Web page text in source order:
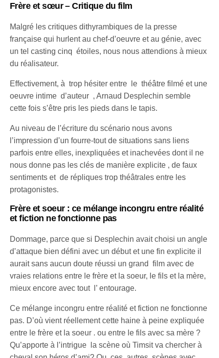
Frère et sœur – Critique du film
Malgré les critiques dithyrambiques de la presse
française qui hurlent au chef-d’oeuvre et au génie, avec
un tel casting cinq étoiles, nous nous attendions à mieux
du réalisateur.
Effectivement, à trop hésiter entre le théâtre filmé et une
oeuvre intime d’auteur , Arnaud Desplechin semble
cette fois s’être pris les pieds dans le tapis.
Au niveau de l’écriture du scénario nous avons
l’impression d’un fourre-tout de situations sans liens
parfois entre elles, inexpliquées et inachevées dont il ne
nous donne pas les clés de manière explicite , de faux
sentiments et de répliques trop théâtrales entre les
protagonistes.
Frère et soeur : ce mélange incongru entre réalité
et fiction ne fonctionne pas
Dommage, parce que si Desplechin avait choisi un angle
d’attaque bien défini avec un début et une fin explicite il
aurait sans aucun doute réussi un grand film avec de
vraies relations entre le frère et la soeur, le fils et la mère,
mieux encore avec tout l’ entourage.
Ce mélange incongru entre réalité et fiction ne fonctionne
pas. D’où vient réellement cette haine à peine expliquée
entre le frère et la soeur . ou entre le fils avec sa mère ?
Qu’apporte à l’intrigue la scène où Timsit va chercher à